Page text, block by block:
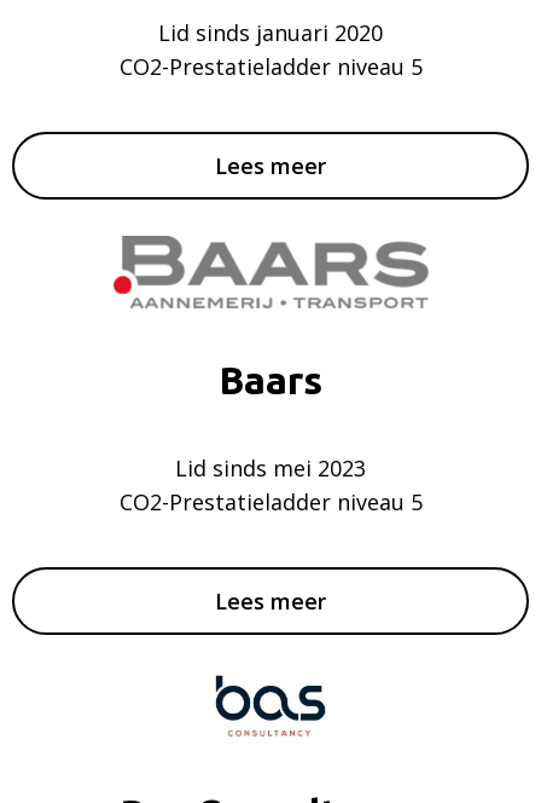
Lid sinds januari 2020
CO2-Prestatieladder niveau 5
Lees meer
Baars
Lid sinds mei 2023
CO2-Prestatieladder niveau 5
Lees meer